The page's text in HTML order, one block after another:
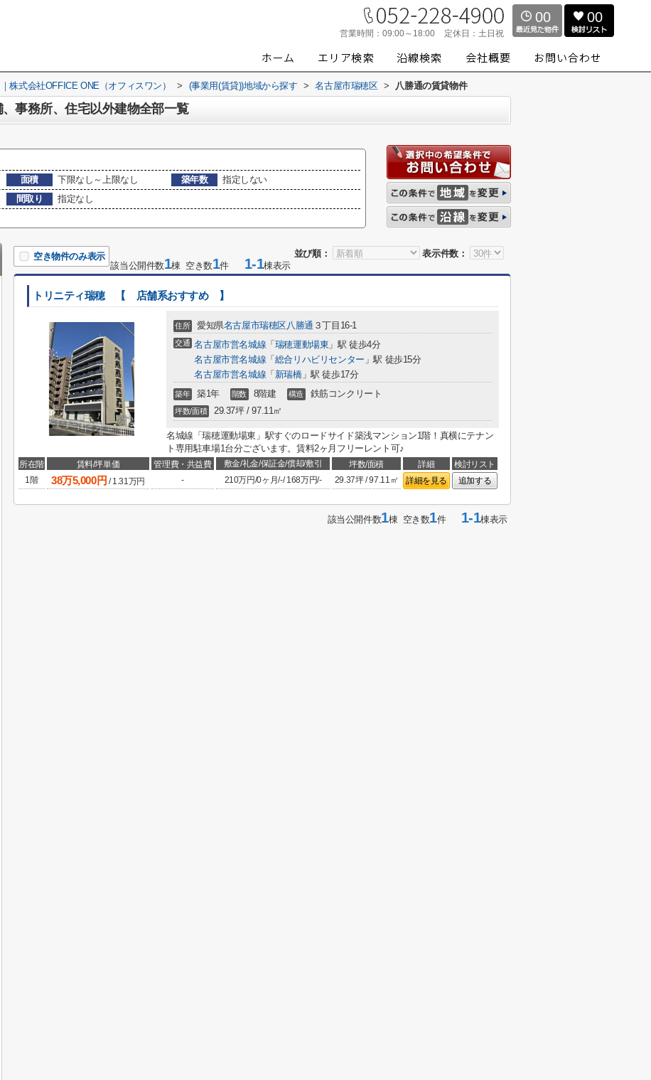
営業時間： 09:00～18:00 定休日： 土日祝
00 00
株式会社OFFICE ONE（オフィスワン） > (事業用(賃貸))地域から探す > 名古屋市瑞穂区 > 八勝通の賃貸物件
事務所、住宅以外建物全部一覧
面積 下限なし～上限なし 築年数
指定しない
間取り
指定なし
並び順： 表示件数：
空き物件のみ表示
該当公開件数1棟 空き数1件 1-1棟表示
トリニティ瑞穂 【 店舗系おすすめ 】
住所 愛知県名古屋市瑞穂区八勝通 ３丁目16-1
交通 名古屋市営名城線 「 瑞穂運動場東 」駅 徒歩4分
名古屋市営名城線 「 総合リハビリセンター 」駅 徒歩15分
名古屋市営名城線 「 新瑞橋」駅 徒歩17分
築年 築1年 階数 8階建 構造 鉄筋コンクリート
坪数/面積 29.37坪 / 97.11㎡
名城線「瑞穂運動場東」駅すぐのロードサイド築浅マンション1階！真横にテナン
ト専用駐車場1台分ございます。賃料2ヶ月フリーレント可♪
所在階 賃料/坪単価 管理費・共益費 敷金/礼金/保証金/償却/敷引 坪数/面積 詳細
検討リスト
1階
38万5,000円 /1.31万円 - 210万円/0ヶ月/-/168万円/- 29.37坪 / 97.11㎡ 詳細を見る 追加する
該当公開件数1棟 空き数1件1-1棟表示